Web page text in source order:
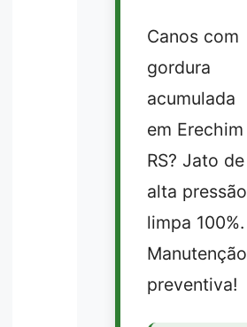
Canos com
gordura
acumulada
em Erechim
RS? Jato de
alta pressão
limpa 100%.
Manutenção
preventiva!